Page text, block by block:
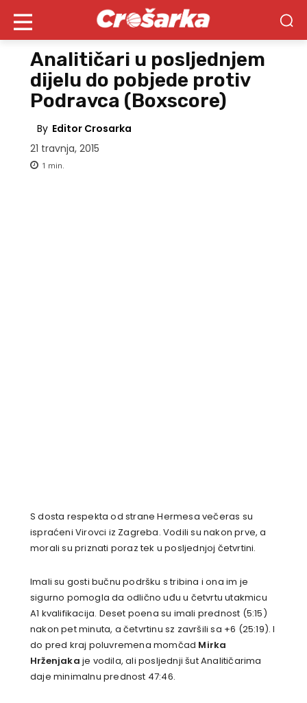
Analitičari u posljednjem
dijelu do pobjede protiv
Podravca (Boxscore)
By Editor Crosarka
21 travnja, 2015
1 min.
S dosta respekta od strane Hermesa večeras su
ispraćeni Virovci iz Zagreba. Vodili su nakon prve, a
morali su priznati poraz tek u posljednjoj četvrtini.
Imali su gosti bučnu podršku s tribina i ona im je
sigurno pomogla da odlično uđu u četvrtu utakmicu
A1 kvalifikacija. Deset poena su imali prednost (5:15)
nakon pet minuta, a četvrtinu sz završili sa +6 (25:19). I
do pred kraj poluvremena momčad Mirka
Hrženjaka je vodila, ali posljednji šut Analitičarima
daje minimalnu prednost 47:46.